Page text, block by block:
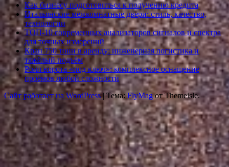
Как бизнесу подготовиться к получению кредита
Итальянские межкомнатные двери: стиль, качество,
технологии
ТОП-10 современных анализаторов сигналов и спектра
для точных измерений
Кран 750 тонн в аренду: инженерная логистика и
тяжёлый подъём
Ролл ворота «под ключ»: комплексное оснащение
проёмов любой сложности
Сайт работает на WordPress|Тема:FlyMagот Themeisle.